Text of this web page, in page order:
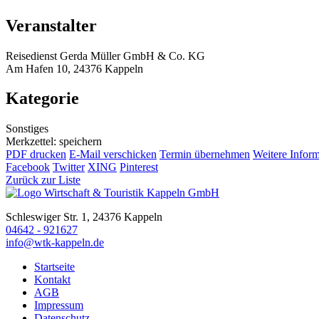
Veranstalter
Reisedienst Gerda Müller GmbH & Co. KG
Am Hafen 10, 24376 Kappeln
Kategorie
Sonstiges
Merkzettel: speichern
PDF drucken E-Mail verschicken Termin übernehmen Weitere
Facebook Twitter XING Pinterest
Zurück zur Liste
Schleswiger Str. 1, 24376 Kappeln
04642 - 921627
info@wtk-kappeln.de
Startseite
Kontakt
AGB
Impressum